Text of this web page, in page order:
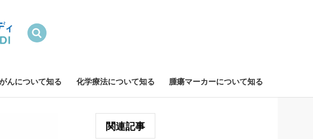
検索
んについて知る 化学療法について知る 腫瘍マーカーについて知る
関連記事